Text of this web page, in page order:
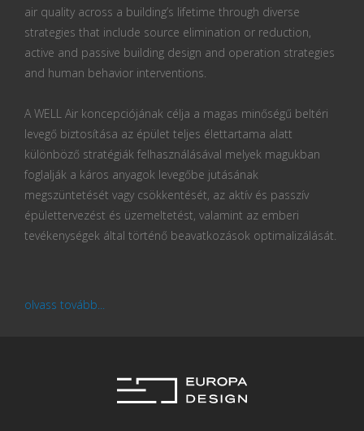
air quality across a building’s lifetime through diverse
strategies that include source elimination or reduction,
active and passive building design and operation strategies
and human behavior interventions.
A WELL Air koncepciójának célja a magas minőségű beltéri
levegő biztosítása az épület teljes élettartama alatt
különböző stratégiák felhasználásával melyek magukban
foglalják a káros anyagok levegőbe jutásának
megszüntetését vagy csökkentését, az aktív és passzív
épülettervezést és üzemeltetést, valamint az emberi
tevékenységek által történő beavatkozások optimalizálását.
olvass tovább...